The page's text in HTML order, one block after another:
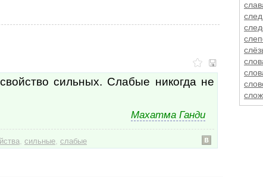
след
сильных. Слабые никогда не
Махатма Ганди
сильные слабые